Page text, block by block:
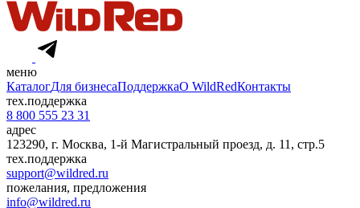
меню
КаталогДля бизнесаПоддержкаО WildRedКонтакты
тех.поддержка
8 800 555 23 31
адрес
123290, г. Москва, 1-й Магистральный проезд, д. 11, стр.5
тех.поддержка
support@wildred.ru
пожелания, предложения
info@wildred.ru